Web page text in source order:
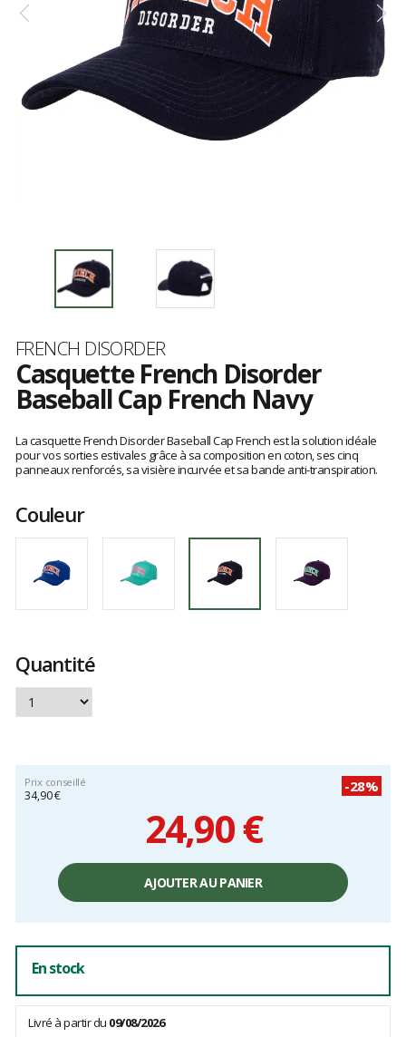
Marque
FRENCH DISORDER
Casquette French Disorder
Baseball Cap French Navy
avis
clients
La casquette French Disorder Baseball Cap French est la solution idéale
pour vos sorties estivales grâce à sa composition en coton, ses cinq
panneaux renforcés, sa visière incurvée et sa bande anti-transpiration.
Couleur
Quantité
Prix conseillé
34,90 €
-28%
24,90 €
unitaire,
AJOUTER AU PANIER
En stock
Livré à partir du 09/08/2026